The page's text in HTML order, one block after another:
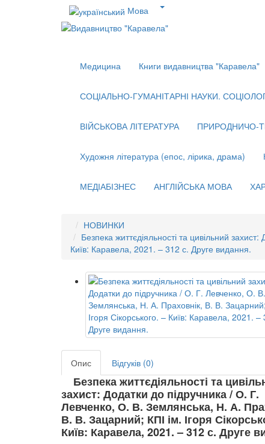
Мова
Медицина Книги видавництва "Каравела"
СОЦІАЛЬНО-ГУМАНІТАРНІ НАУКИ.
ВІЙСЬКОВА ЛІТЕРАТУРА ПРИРОДНИЧО-
Художня література (епос, лірика, драма)
МЕДІАБІЗНЕС АНГЛІЙСЬКА МОВА
НОВИНКИ
Безпека життєдіяльності та цивільний
Київ: Каравела, 2021. – 312 с. Друге видання.
Опис Відгуків (0)
Безпека життєдіяльності та
захист: Додатки до підручника / О. Г.
Левченко, О. В. Землянська, Н. А.
В. В. Зацарний; КПІ ім. Ігоря
Київ: Каравела, 2021. – 312 с. Друге